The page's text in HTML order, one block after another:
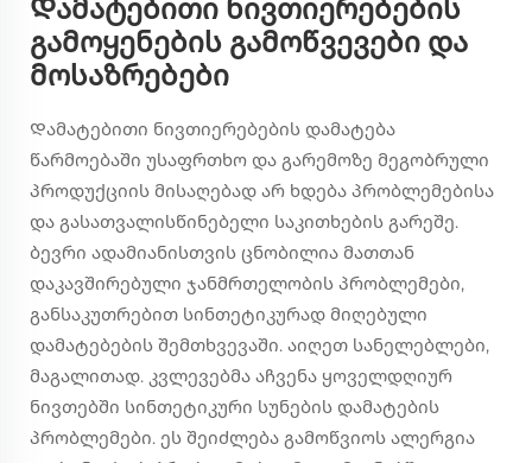
Დამატებითი ნივთიერებების
გამოყენების გამოწვევები და
მოსაზრებები
Დამატებითი ნივთიერებების დამატება
წარმოებაში უსაფრთხო და გარემოზე მეგობრული
პროდუქციის მისაღებად არ ხდება პრობლემებისა
და გასათვალისწინებელი საკითხების გარეშე.
ბევრი ადამიანისთვის ცნობილია მათთან
დაკავშირებული ჯანმრთელობის პრობლემები,
განსაკუთრებით სინთეტიკურად მიღებული
დამატებების შემთხვევაში. აიღეთ სანელებლები,
მაგალითად. კვლევებმა აჩვენა ყოველდღიურ
ნივთებში სინთეტიკური სუნების დამატების
პრობლემები. ეს შეიძლება გამოწვიოს ალერგია